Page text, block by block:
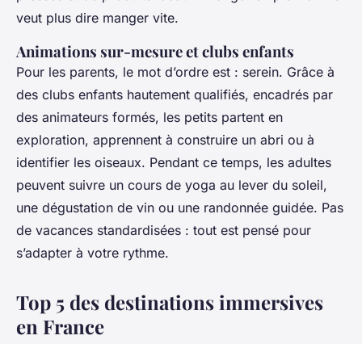
veut plus dire manger vite.
Animations sur-mesure et clubs enfants
Pour les parents, le mot d’ordre est : serein. Grâce à
des clubs enfants hautement qualifiés, encadrés par
des animateurs formés, les petits partent en
exploration, apprennent à construire un abri ou à
identifier les oiseaux. Pendant ce temps, les adultes
peuvent suivre un cours de yoga au lever du soleil,
une dégustation de vin ou une randonnée guidée. Pas
de vacances standardisées : tout est pensé pour
s’adapter à votre rythme.
Top 5 des destinations immersives
en France